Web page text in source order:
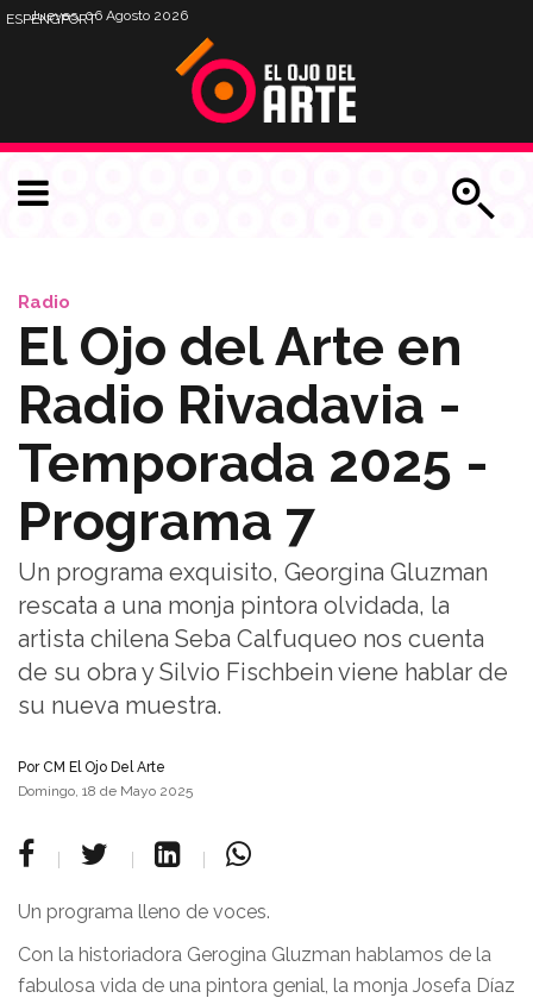
Jueves, 06 Agosto 2026
ESPENGPORT
Radio
El Ojo del Arte en
Radio Rivadavia -
Temporada 2025 -
Programa 7
Un programa exquisito, Georgina Gluzman
rescata a una monja pintora olvidada, la
artista chilena Seba Calfuqueo nos cuenta
de su obra y Silvio Fischbein viene hablar de
su nueva muestra.
PorCM El Ojo Del Arte
Domingo, 18 de Mayo 2025
Un programa lleno de voces.
Con la historiadora Gerogina Gluzman hablamos de la
fabulosa vida de una pintora genial, la monja Josefa Díaz